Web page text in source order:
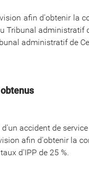
afin d'obtenir la
Tribunal administratif
administratif de
accident de service
afin d'obtenir la
d'IPP de 25 %.